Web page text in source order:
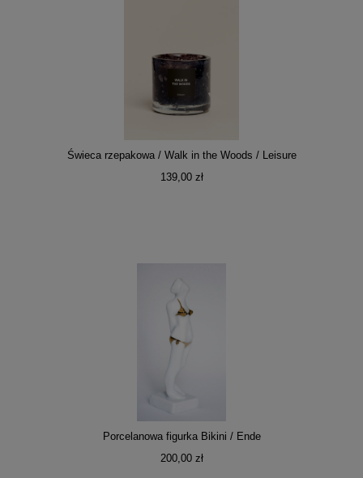
Świeca rzepakowa / Walk in the Woods / Leisure
139,00 zł
Porcelanowa figurka Bikini / Ende
200,00 zł